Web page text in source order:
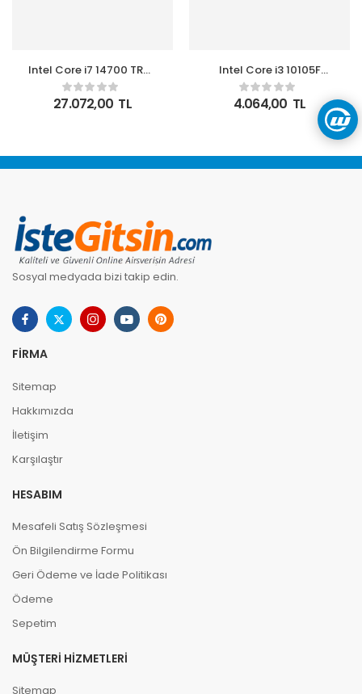
Intel Core i7 14700 TRAY
2.1GHz 20 Çekirdek
33MB Akıllı Önbellek
Soket 1700 Kutusuz
27.072,00 TL
Intel Core i3 10105F
3.70GHz 6MB Önbellek
4 Çekirdek 1200 14nm
Box İşlemci NOVGA
4.064,00 TL
Sosyal medyada bizi takip edin.
FIRMA
Sitemap
Hakkımızda
İletişim
Karşılaştır
HESABIM
Mesafeli Satış Sözleşmesi
Ön Bilgilendirme Formu
Geri Ödeme ve İade Politikası
Ödeme
Sepetim
MÜŞTERI HIZMETLERI
Sitemap